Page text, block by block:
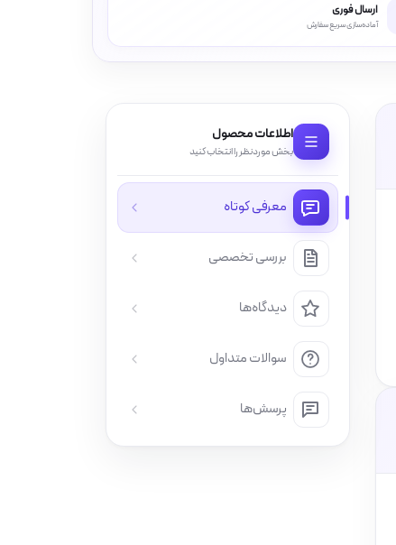
اطلاعات محصول
بخش موردنظر را انتخاب کنید
معرفی کوتاه
بررسی تخصصی
دیدگاه‌ها
سوالات متداول
پرسش‌ها
ارسال فوری
آماده‌سازی سریع سفارش